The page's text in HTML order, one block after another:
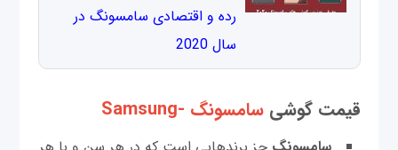
رده و اقتصادی سامسونگ در
سال 2020
قیمت گوشی‌سامسونگ -Samsung